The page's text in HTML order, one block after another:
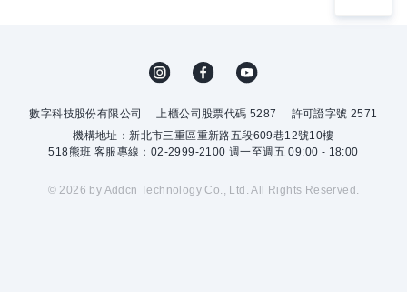
數字科技股份有限公司 上櫃公司股票代碼 5287
許可證字號 2571
機構地址：新北市三重區重新路五段609巷12號10樓
518熊班 客服專線：02-2999-2100 週一至週五 09:00 - 18:00
© 2026 by Addcn Technology Co., Ltd. All Rights Reserved.